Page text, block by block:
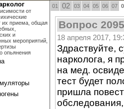
от
их приема, общая
и
мероприятий,
опьянения
01 02 03 04 05 06 07
Вопрос
18 апреля 2017,
Здраствуйте,
нарколога, я
на мед.
тест будет
пришла